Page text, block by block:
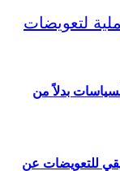
للتعويضات عن
بدلاً من